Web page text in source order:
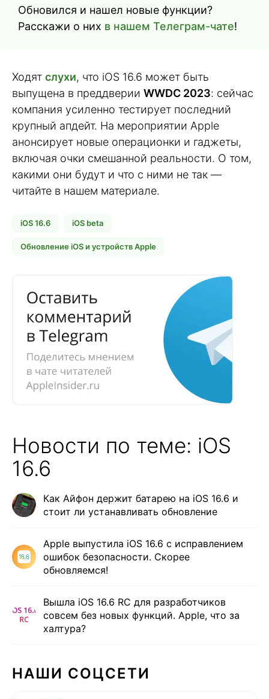
Обновился и нашел новые функции?
Расскажи о них в нашем Телеграм-чате!
Ходят слухи, что iOS 16.6 может быть
выпущена в преддверии WWDC 2023: сейчас
компания усиленно тестирует последний
крупный апдейт. На мероприятии Apple
анонсирует новые операционки и гаджеты,
включая очки смешанной реальности. О том,
какими они будут и что с ними не так —
читайте в нашем материале.
iOS 16.6 iOS beta
Обновление iOS и устройств Apple
Новости по теме: iOS
16.6
Как Айфон держит батарею на iOS 16.6 и
стоит ли устанавливать обновление
Apple выпустила iOS 16.6 с исправлением
ошибок безопасности. Скорее
обновляемся!
Вышла iOS 16.6 RC для разработчиков
совсем без новых функций. Apple, что за
халтура?
НАШИ СОЦСЕТИ